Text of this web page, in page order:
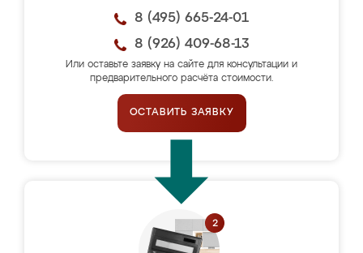
8 (495) 665-24-01
8 (926) 409-68-13
Или оставьте заявку на сайте для консультации и
предварительного расчёта стоимости.
ОСТАВИТЬ ЗАЯВКУ